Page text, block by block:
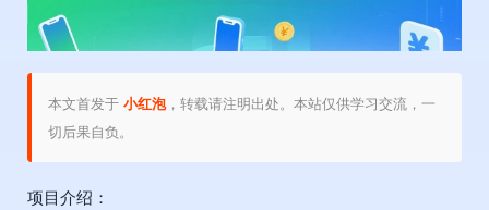
本文首发于 小红泡，转载请注明出处。本站仅供学习交流，一
切后果自负。
项目介绍：